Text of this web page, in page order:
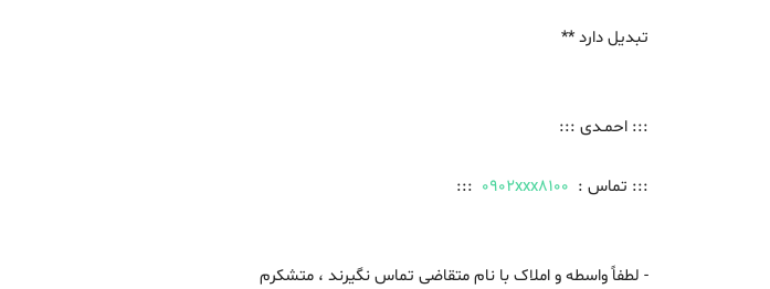
تبدیل دارد **
::: احمـدی :::
::: تماس : 0902xxx8100
:::
- لطفاً واسطه و املاک با نام متقاضی تماس نگیرند ، متشکرم